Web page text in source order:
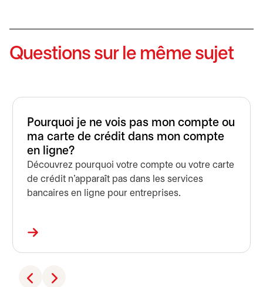
Questions sur le même sujet
Pourquoi je ne vois pas mon compte ou
ma carte de crédit dans mon compte
en ligne?
Découvrez pourquoi votre compte ou votre carte
de crédit n’apparaît pas dans les services
bancaires en ligne pour entreprises.